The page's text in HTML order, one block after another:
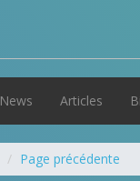
News Articles
Page précédente